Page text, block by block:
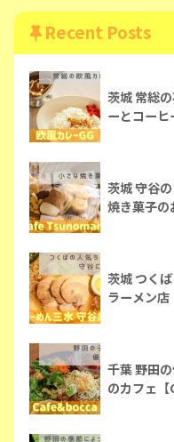
Recent Posts
茨城 常総
ーとコーヒ
茨城 守谷
焼き菓子
茨城 つく
ラーメン店
千葉 野田
のカフェ